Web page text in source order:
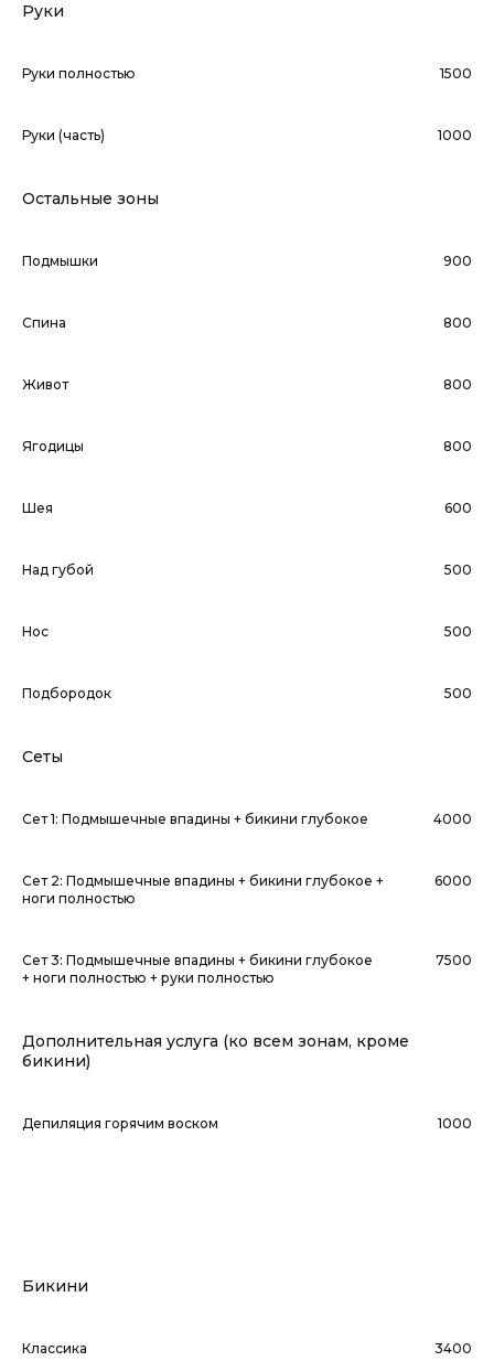
Руки
Руки полностью 1500
Руки (часть) 1000
Остальные зоны
Подмышки 900
Спина 800
Живот 800
Ягодицы 800
Шея 600
Над губой 500
Нос 500
Подбородок 500
Сеты
Сет 1: Подмышечные впадины + бикини глубокое 4000
Сет 2: Подмышечные впадины + бикини глубокое +
ноги полностью
6000
Сет 3: Подмышечные впадины + бикини глубокое
+ ноги полностью + руки полностью
7500
Дополнительная услуга (ко всем зонам, кроме
бикини)
Депиляция горячим воском 1000
Бикини
Классика 3400